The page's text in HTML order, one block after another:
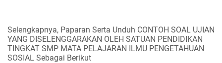
Selengkapnya, Paparan Serta Unduh CONTOH SOAL UJIAN
YANG DISELENGGARAKAN OLEH SATUAN PENDIDIKAN
TINGKAT SMP MATA PELAJARAN ILMU PENGETAHUAN
SOSIAL Sebagai Berikut